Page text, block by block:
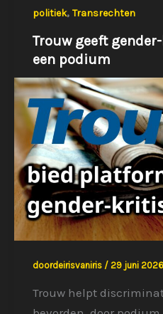
politiek, Transrechten
Trouw geeft
een podium
doordeirisvaniris / 29 juni 2026
Trouw helpt